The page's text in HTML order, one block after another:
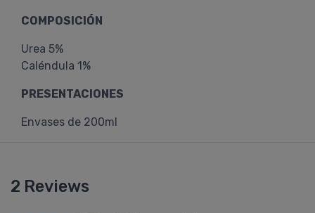
COMPOSICIÓN
Urea 5%
Caléndula 1%
PRESENTACIONES
Envases de 200ml
2 Reviews